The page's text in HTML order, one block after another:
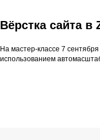
Вёрстка сайта
На мастер-классе 7
использованием